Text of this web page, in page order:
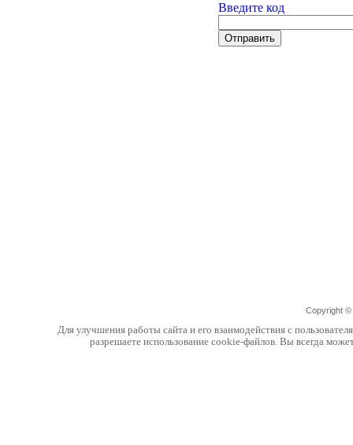
Введите код
Copyright ©
Для улучшения работы сайта и его взаимодействия с
разрешаете использование cookie-файлов. Вы всегда